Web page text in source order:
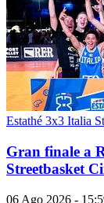
Estathé 3x3 Italia
Gran finale a
Streetbasket
06 Ago 2026 -